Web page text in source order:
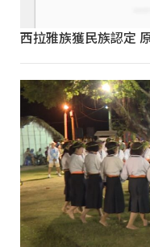
西拉雅族獲民族認定